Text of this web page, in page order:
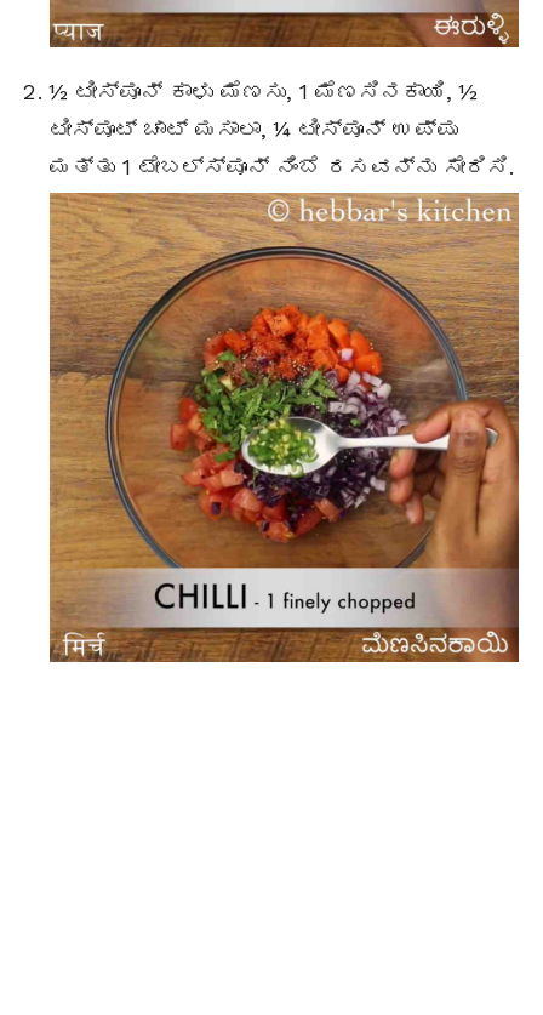
½ ಟೀಸ್ಪೂನ್ ಕಾಳು ಮೆಣಸು, 1 ಮೆಣಸಿನಕಾಯಿ, ½
ಟೀಸ್ಪೂಟ್ ಚಾಟ್ ಮಸಾಲಾ, ¼ ಟೀಸ್ಪೂನ್ ಉಪ್ಪು
ಮತ್ತು 1 ಟೇಬಲ್ಸ್ಪೂನ್ ನಿಂಬೆ ರಸವನ್ನು ಸೇರಿಸಿ.